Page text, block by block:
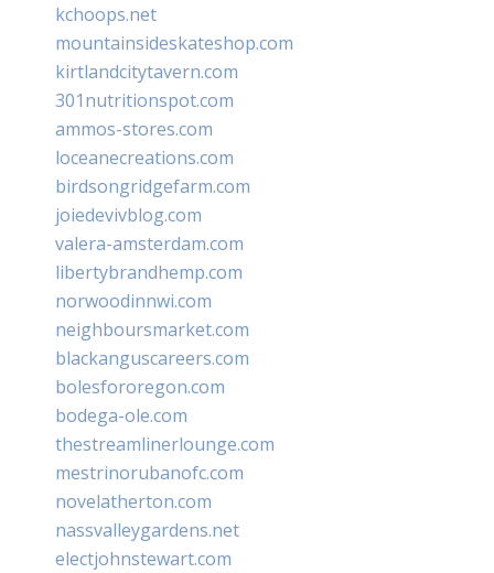
kchoops.net
mountainsideskateshop.com
kirtlandcitytavern.com
301nutritionspot.com
ammos-stores.com
loceanecreations.com
birdsongridgefarm.com
joiedevivblog.com
valera-amsterdam.com
libertybrandhemp.com
norwoodinnwi.com
neighboursmarket.com
blackanguscareers.com
bolesfororegon.com
bodega-ole.com
thestreamlinerlounge.com
mestrinorubanofc.com
novelatherton.com
nassvalleygardens.net
electjohnstewart.com